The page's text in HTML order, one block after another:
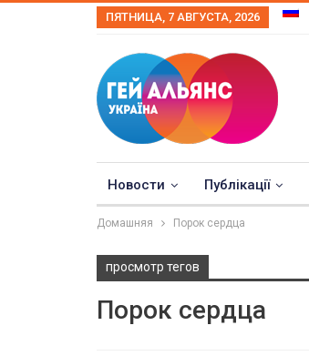
ПЯТНИЦА, 7 АВГУСТА, 2026
Новости Публікації
Домашняя Порок сердца
просмотр тегов
Порок сердца